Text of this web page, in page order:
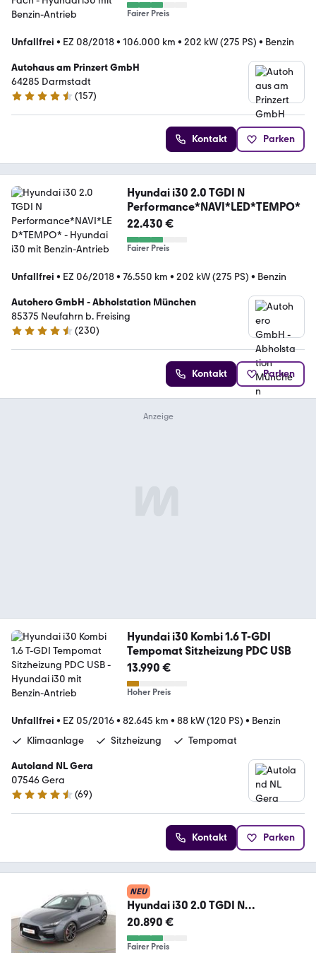
Fairer Preis
Unfallfrei • EZ 08/2018• 106.000 km • 202 kW (275 PS) • Benzin
Autohaus am Prinzert GmbH
64285 Darmstadt
4.4 Sterne
(157)
Kontakt Parken
Hyundai i30 2.0 TGDI N
Performance*NAVI*LED*TEMPO*
22.430 €
Fairer Preis
Unfallfrei • EZ 06/2018• 76.550 km • 202 kW (275 PS) • Benzin
Autohero GmbH - Abholstation München
85375 Neufahrn b. Freising
4.4 Sterne
(230)
Kontakt Parken
Hyundai i30 Kombi 1.6 T-GDI
Tempomat Sitzheizung PDC USB
13.990 €
Hoher Preis
Unfallfrei • EZ 05/2016• 82.645 km • 88 kW (120 PS) • Benzin
Klimaanlage
Sitzheizung Tempomat
Autoland NL Gera
07546 Gera
4.6 Sterne
(69)
Kontakt Parken
NEU
Hyundai i30 2.0 TGDI N
Performance*NAVI*CAM*TEMPO
*
20.890 €
Fairer Preis